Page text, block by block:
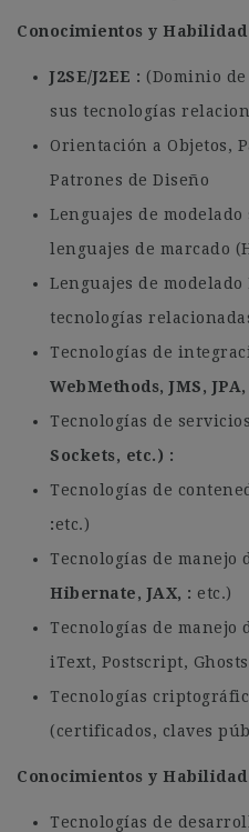
Conocimientos y
J2SE/J2EE
(Dominio
sus tecnologías
Orientación a Objetos,
Patrones de Diseño
Lenguajes de modelado
lenguajes de marcado
Lenguajes de modelado
tecnologías
Tecnologías de
WebMethods, JMS, JPA,
Tecnologías de
Sockets, etc.)
Tecnologías de
etc.)
Tecnologías de manejo
Hibernate, JAX,
etc.)
Tecnologías de manejo
iText, Postscript,
Tecnologías
(certificados, claves
Conocimientos y
Tecnologías de